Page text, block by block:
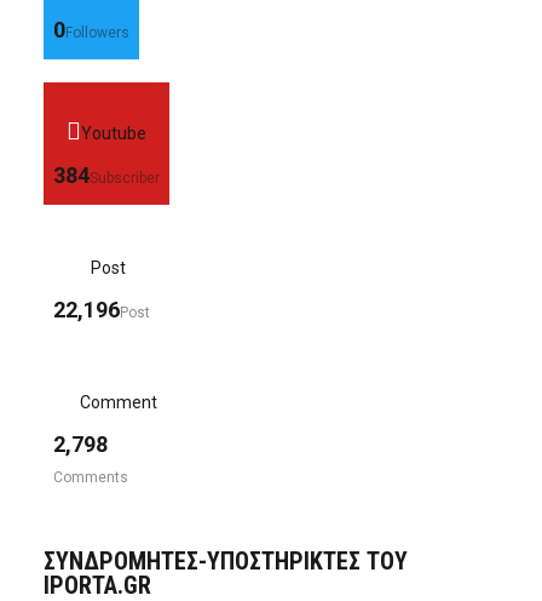
0Followers
Youtube
384Subscriber
Post
22,196Post
Comment
2,798
Comments
ΣΥΝΔΡΟΜΗΤΈΣ-ΥΠΟΣΤΗΡΙΚΤΈΣ ΤΟΥ
IPORTA.GR